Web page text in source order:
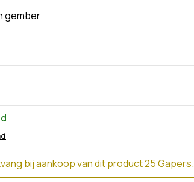
gember
bij aankoop van dit product 25 Gapers.